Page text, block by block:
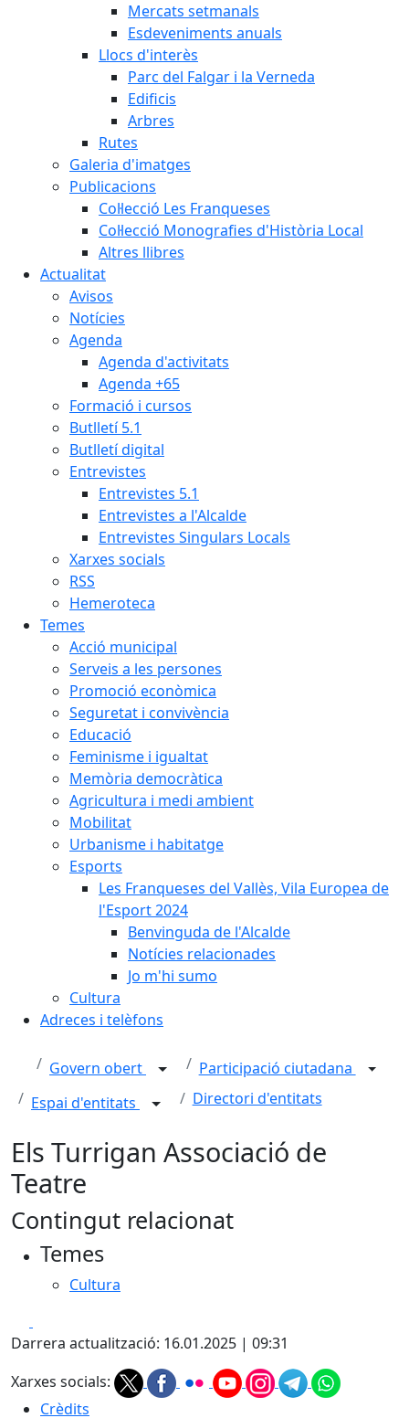
Mercats setmanals
Esdeveniments anuals
Llocs d'interès
Parc del Falgar i la Verneda
Edificis
Arbres
Rutes
Galeria d'imatges
Publicacions
Col·lecció Les Franqueses
Col·lecció Monografies d'Història Local
Altres llibres
Actualitat
Avisos
Notícies
Agenda
Agenda d'activitats
Agenda +65
Formació i cursos
Butlletí 5.1
Butlletí digital
Entrevistes
Entrevistes 5.1
Entrevistes a l'Alcalde
Entrevistes Singulars Locals
Xarxes socials
RSS
Hemeroteca
Temes
Acció municipal
Serveis a les persones
Promoció econòmica
Seguretat i convivència
Educació
Feminisme i igualtat
Memòria democràtica
Agricultura i medi ambient
Mobilitat
Urbanisme i habitatge
Esports
Les Franqueses del Vallès, Vila Europea de
l'Esport 2024
Benvinguda de l'Alcalde
Notícies relacionades
Jo m'hi sumo
Cultura
Adreces i telèfons
Govern obert
Participació ciutadana
Espai d'entitats
Directori d'entitats
Els Turrigan Associació de
Teatre
Contingut relacionat
Temes
Cultura
Darrera actualització: 16.01.2025 | 09:31
Xarxes socials:
Crèdits